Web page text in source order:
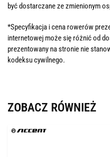
być dostarczane ze zmienionym
*Specyfikacja i cena rowerów
internetowej może się różnić od
prezentowany na stronie nie
kodeksu cywilnego.
ZOBACZ RÓWNIEŻ